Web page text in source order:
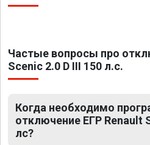
Частые вопросы про
Scenic 2.0 D III 150 л.с.
Когда необходимо
отключение ЕГР Renault
лс?